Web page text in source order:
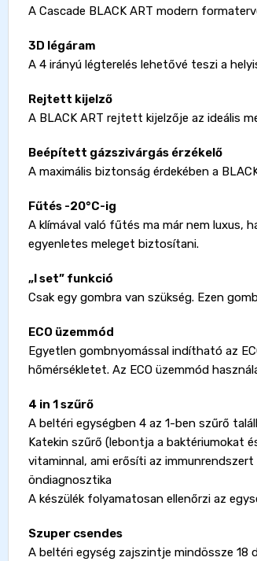
A Cascade BLACK ART modern
3D légáram
A 4 irányú légterelés lehetővé teszi a
Rejtett kijelző
A BLACK ART rejtett kijelzője az ideális
Beépített gázszivárgás érzékelő
A maximális biztonság érdekében a
Fűtés -20°C-ig
A klímával való fűtés ma már nem luxus,
egyenletes meleget biztosítani.
„I set” funkció
Csak egy gombra van szükség. Ezen
ECO üzemmód
Egyetlen gombnyomással indítható az
hőmérsékletet. Az ECO üzemmód
4 in 1 szűrő
A beltéri egységben 4 az 1-ben szűrő
Katekin szűrő (lebontja a baktériumokat
vitaminnal, ami erősíti az
öndiagnosztika
A készülék folyamatosan ellenőrzi az
Szuper csendes
A beltéri egység zajszintje mindössze 18